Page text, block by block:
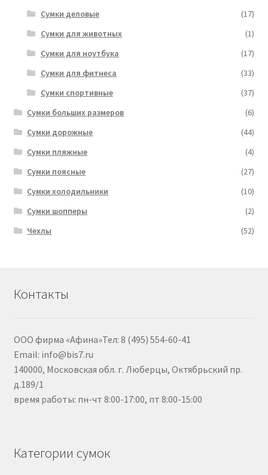
Сумки деловые
(17)
Сумки для животных
(1)
Сумки для ноутбука
(17)
Сумки для фитнеса
(33)
Сумки спортивные
(37)
Сумки больших размеров
(6)
Сумки дорожные
(44)
Сумки пляжные
(4)
Сумки поясные
(27)
Сумки холодильники
(10)
Сумки шопперы
(2)
Чехлы
(52)
Контакты
ООО фирма «Афина»Тел: 8 (495) 554-60-41
Email: info@bis7.ru
140000, Московская обл. г. Люберцы, Октябрьский пр.
д.189/1
время работы: пн-чт 8:00-17:00, пт 8:00-15:00
Категории сумок